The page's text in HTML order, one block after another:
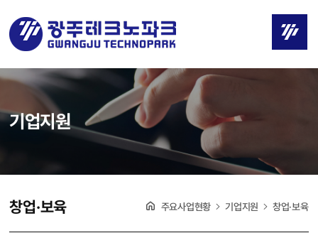
기업지원
창업·보육 주요사업현황 기업지원 창업·보육